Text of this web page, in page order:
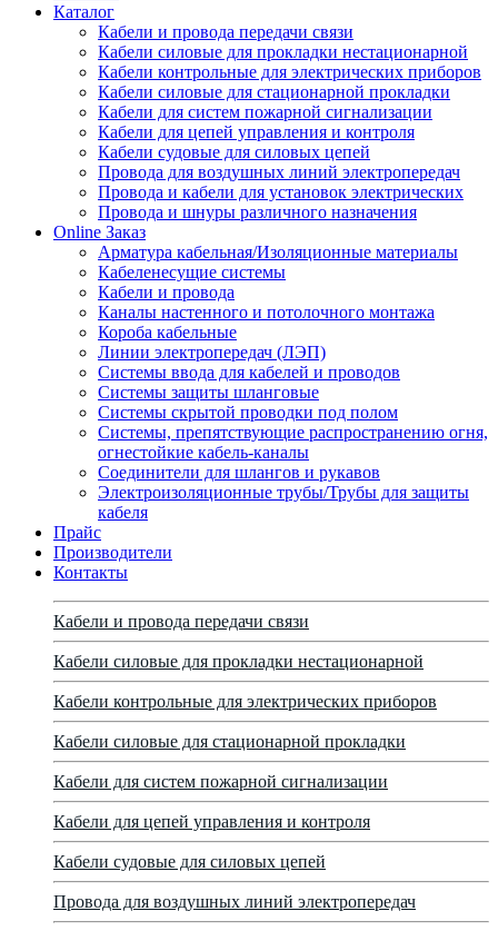
Каталог
Кабели и провода передачи связи
Кабели силовые для прокладки нестационарной
Кабели контрольные для электрических приборов
Кабели силовые для стационарной прокладки
Кабели для систем пожарной сигнализации
Кабели для цепей управления и контроля
Кабели судовые для силовых цепей
Провода для воздушных линий электропередач
Провода и кабели для установок электрических
Провода и шнуры различного назначения
Online Заказ
Арматура кабельная/Изоляционные материалы
Кабеленесущие системы
Кабели и провода
Каналы настенного и потолочного монтажа
Короба кабельные
Линии электропередач (ЛЭП)
Системы ввода для кабелей и проводов
Системы защиты шланговые
Системы скрытой проводки под полом
Системы, препятствующие распространению огня,
огнестойкие кабель-каналы
Соединители для шлангов и рукавов
Электроизоляционные трубы/Трубы для защиты
кабеля
Прайс
Производители
Контакты
Кабели и провода передачи связи
Кабели силовые для прокладки нестационарной
Кабели контрольные для электрических приборов
Кабели силовые для стационарной прокладки
Кабели для систем пожарной сигнализации
Кабели для цепей управления и контроля
Кабели судовые для силовых цепей
Провода для воздушных линий электропередач